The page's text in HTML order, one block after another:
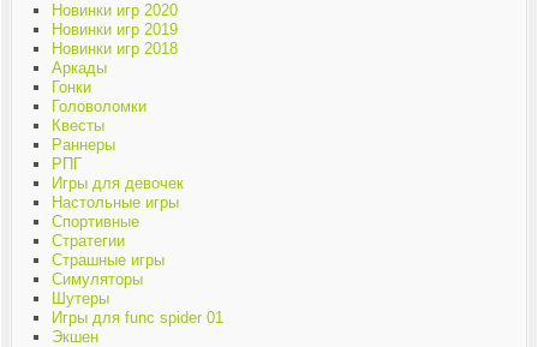
Новинки игр 2020
Новинки игр 2019
Новинки игр 2018
Аркады
Гонки
Головоломки
Квесты
Раннеры
РПГ
Игры для девочек
Настольные игры
Спортивные
Стратегии
Страшные игры
Симуляторы
Шутеры
Игры для func spider 01
Экшен